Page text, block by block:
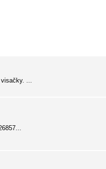
visačky. ...